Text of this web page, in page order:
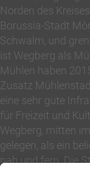
Norden des
Borussia-Stadt
Schwalm, und
ist Wegberg als
Mühlen haben
Zusatz
eine sehr gute
für Freizeit und
Wegberg, mitten
gelegen, als ein
nah und fern. Die